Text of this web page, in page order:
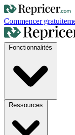
Commencer